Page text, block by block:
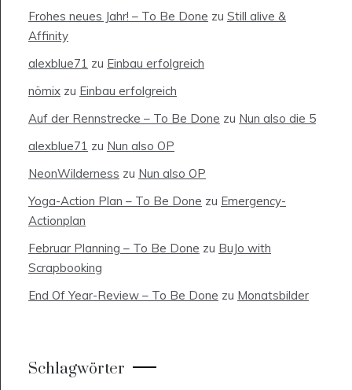
Frohes neues Jahr! – To Be Done zu Still alive &
Affinity
alexblue71 zu Einbau erfolgreich
nömix zu Einbau erfolgreich
Auf der Rennstrecke – To Be Done zu Nun also die 5
alexblue71 zu Nun also OP
NeonWilderness zu Nun also OP
Yoga-Action Plan – To Be Done zu Emergency-
Actionplan
Februar Planning – To Be Done zu BuJo with
Scrapbooking
End Of Year-Review – To Be Done zu Monatsbilder
Schlagwörter